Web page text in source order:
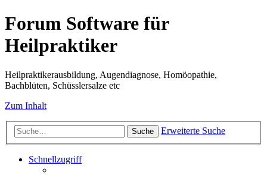
Forum Software für
Heilpraktiker
Heilpraktikerausbildung, Augendiagnose, Homöopathie,
Bachblüten, Schüsslersalze etc
Zum Inhalt
Suche Erweiterte Suche
Schnellzugriff